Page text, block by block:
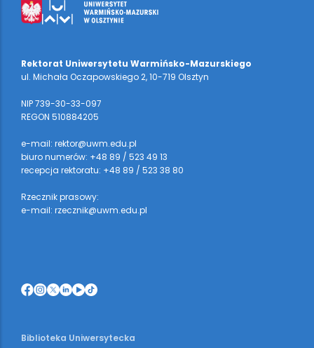
Rektorat Uniwersytetu Warmińsko-Mazurskiego
ul. Michała Oczapowskiego 2, 10-719 Olsztyn
NIP 739-30-33-097
REGON 510884205
e-mail: rektor@uwm.edu.pl
biuro numerów: +48 89 / 523 49 13
recepcja rektoratu: +48 89 / 523 38 80
Rzecznik prasowy:
e-mail: rzecznik@uwm.edu.pl
Biblioteka Uniwersytecka